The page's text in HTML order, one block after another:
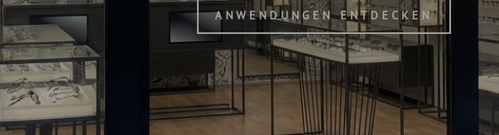
ANWENDUNGEN ENTDECKEN